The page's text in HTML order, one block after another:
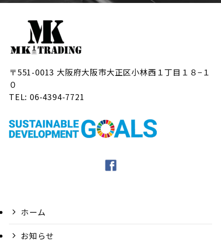
〒551-0013 大阪府大阪市大正区小林西１丁目１８−１
０
TEL: 06-4394-7721
ホーム
お知らせ